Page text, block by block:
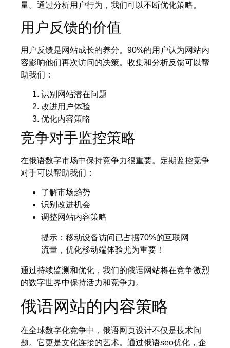
量。通过分析用户行为，我们可以不断优化策略。
用户反馈的价值
用户反馈是网站成长的养分。90%的用户认为网站内
容影响他们再次访问的决策。收集和分析反馈可以帮
助我们：
识别网站潜在问题
改进用户体验
优化内容策略
竞争对手监控策略
在俄语数字市场中保持竞争力很重要。定期监控竞争
对手可以帮助我们：
了解市场趋势
识别改进机会
调整网站内容策略
提示：移动设备访问已占据70%的互联网
流量，优化移动端体验尤为重要！
通过持续监测和优化，我们的俄语网站将在竞争激烈
的数字世界中保持活力和竞争力。
俄语网站的内容策略
在全球数字化竞争中，俄语网页设计不仅是技术问
题。它更是文化连接的艺术。通过俄语seo优化，企